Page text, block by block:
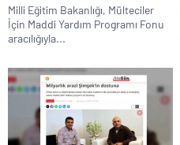
Milli Eğitim Bakanlığı, Mülteciler
İçin Maddi Yardım Programı Fonu
aracılığıyla...